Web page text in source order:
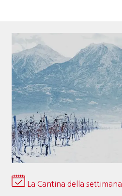
La Cantina della settimana